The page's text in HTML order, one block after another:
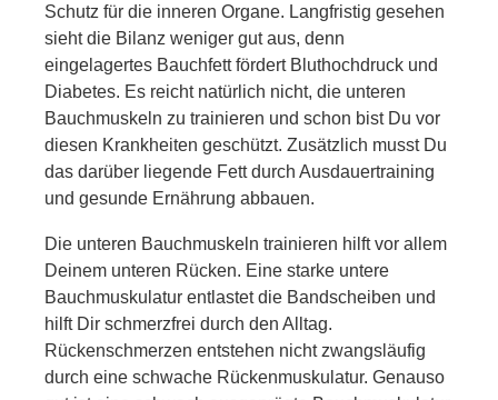
Schutz für die inneren Organe. Langfristig gesehen
sieht die Bilanz weniger gut aus, denn
eingelagertes Bauchfett fördert Bluthochdruck und
Diabetes. Es reicht natürlich nicht, die unteren
Bauchmuskeln zu trainieren und schon bist Du vor
diesen Krankheiten geschützt. Zusätzlich musst Du
das darüber liegende Fett durch Ausdauertraining
und gesunde Ernährung abbauen.
Die unteren Bauchmuskeln trainieren hilft vor allem
Deinem unteren Rücken. Eine starke untere
Bauchmuskulatur entlastet die Bandscheiben und
hilft Dir schmerzfrei durch den Alltag.
Rückenschmerzen entstehen nicht zwangsläufig
durch eine schwache Rückenmuskulatur. Genauso